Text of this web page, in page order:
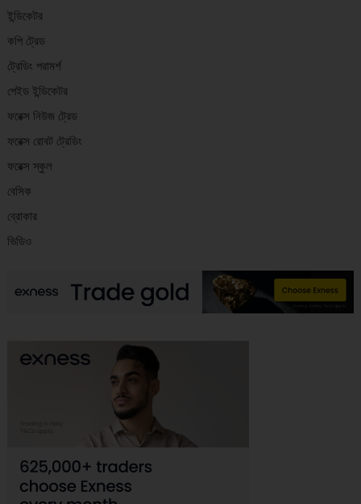
ইন্ডিকেটর
কপি ট্রেড
ট্রেডিং পরামর্শ
পেইড ইন্ডিকেটর
ফরেক্স নিউজ ট্রেড
ফরেক্স রোবট ট্রেডিং
ফরেক্স স্কুল
বেসিক
ব্রোকার
ভিডিও